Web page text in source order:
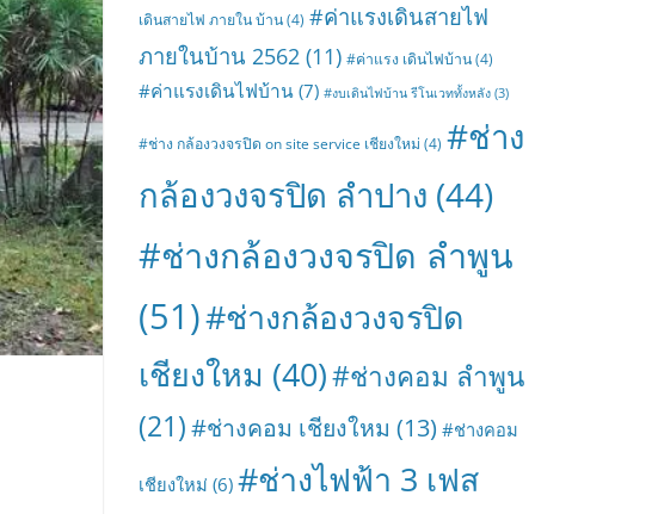
เดินสายไฟ ภายใน บ้าน(4) #ค่าแรงเดินสายไฟ
ภายในบ้าน 2562 (11) #ค่าแรง เดินไฟบ้าน(4)
#ค่าแรงเดินไฟบ้าน(7) #งบเดินไฟบ้าน รีโนเวททั้งหลัง (3)
#ช่าง กล้องวงจรปิด on site service เชียงใหม่ (4) #ช่าง
กล้องวงจรปิด ลำปาง (44)
#ช่างกล้องวงจรปิด ลำพูน
(51)#ช่างกล้องวงจรปิด
เชียงใหม (40)#ช่างคอม ลำพูน
(21)#ช่างคอม เชียงใหม (13) #ช่างคอม
เชียงใหม่ (6) #ช่างไฟฟ้า 3 เฟส